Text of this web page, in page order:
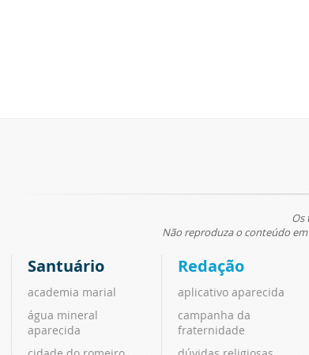
Os
Não reproduza o conteúdo
Santuário
academia marial
água mineral
aparecida
Redação
aplicativo aparecida
campanha da
fraternidade